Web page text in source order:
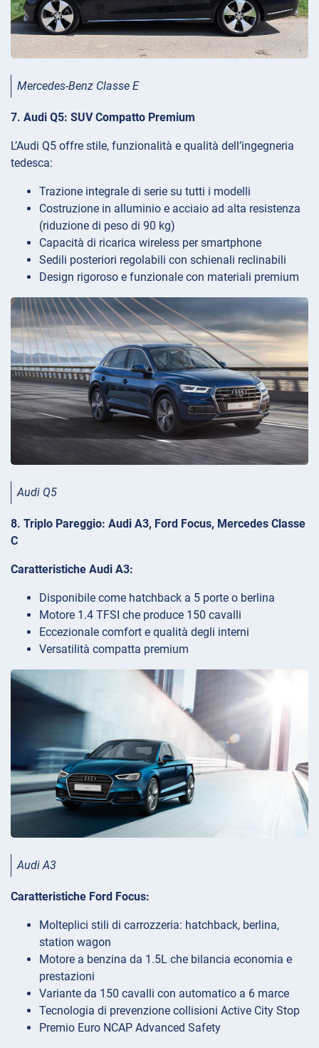
Mercedes-Benz Classe E
7. Audi Q5: SUV Compatto Premium
L’Audi Q5 offre stile, funzionalità e qualità dell’ingegneria
tedesca:
Trazione integrale di serie su tutti i modelli
Costruzione in alluminio e acciaio ad alta resistenza
(riduzione di peso di 90 kg)
Capacità di ricarica wireless per smartphone
Sedili posteriori regolabili con schienali reclinabili
Design rigoroso e funzionale con materiali premium
Audi Q5
8. Triplo Pareggio: Audi A3, Ford Focus, Mercedes Classe
C
Caratteristiche Audi A3:
Disponibile come hatchback a 5 porte o berlina
Motore 1.4 TFSI che produce 150 cavalli
Eccezionale comfort e qualità degli interni
Versatilità compatta premium
Audi A3
Caratteristiche Ford Focus:
Molteplici stili di carrozzeria: hatchback, berlina,
station wagon
Motore a benzina da 1.5L che bilancia economia e
prestazioni
Variante da 150 cavalli con automatico a 6 marce
Tecnologia di prevenzione collisioni Active City Stop
Premio Euro NCAP Advanced Safety